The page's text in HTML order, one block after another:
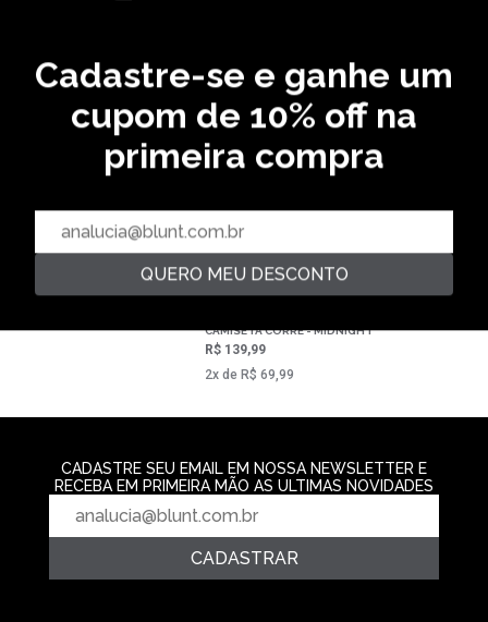
VOCÊ PODE GOSTAR
CAMISETA PREMIUM CORSAIRS
2‌x de R$ 59,9920,0 % OFF
,
CAMISETA CORRE - MIDNIGHT
R$ 139,99
2‌x de R$ 69,99
Cadastre-se e ganhe um
cupom de 10% off na
primeira compra
QUERO MEU DESCONTO
CADASTRE SEU EMAIL EM NOSSA NEWSLETTER E
RECEBA EM PRIMEIRA MÃO AS ULTIMAS NOVIDADES
CADASTRAR